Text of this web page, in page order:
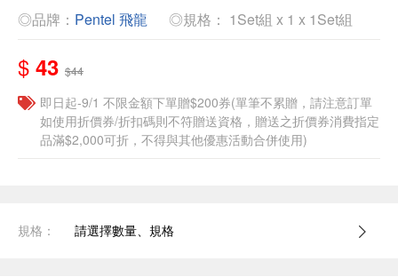
◎品牌： Pentel 飛龍 ◎規格： 1Set組 x 1 x 1Set組
$ 43 $44
即日起-9/1 不限金額下單贈$200券(單筆不累贈，請注意訂單
如使用折價券/折扣碼則不符贈送資格，贈送之折價券消費指定
品滿$2,000可折，不得與其他優惠活動合併使用)
規格： 請選擇數量、規格